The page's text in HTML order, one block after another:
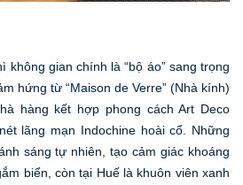
không gian chính là “bộ áo” sang trọng
hứng từ “Maison de Verre” (Nhà kính)
hàng kết hợp phong cách Art Deco
lãng mạn Indochine hoài cổ. Những
sáng tự nhiên, tạo cảm giác khoáng
biển, còn tại Huế là khuôn viên xanh